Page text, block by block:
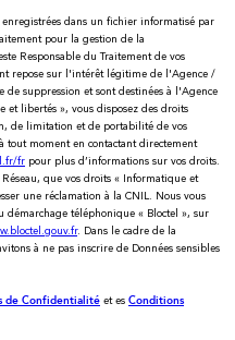
dans un fichier informatisé par
pour la gestion de la
Responsable du Traitement de vos
repose sur l'intérêt légitime de l'Agence /
de suppression et sont destinées à l'Agence
libertés », vous disposez des droits
de limitation et de portabilité de vos
tout moment en contactant directement
fr pour plus d’informations sur vos droits.
que vos droits « Informatique et
une réclamation à la CNIL. Nous vous
démarchage téléphonique « Bloctel », sur
. Dans le cadre de la
à ne pas inscrire de Données sensibles
de Confidentialité et es Conditions